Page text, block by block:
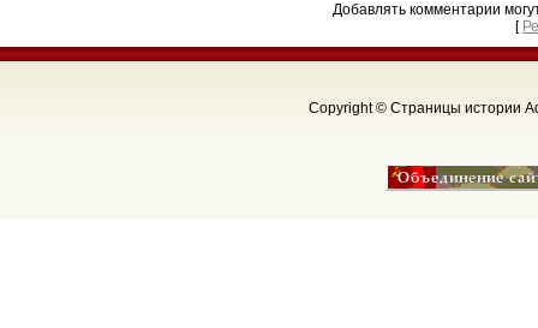
Добавлять комментарии
[
Copyright © Страницы истории